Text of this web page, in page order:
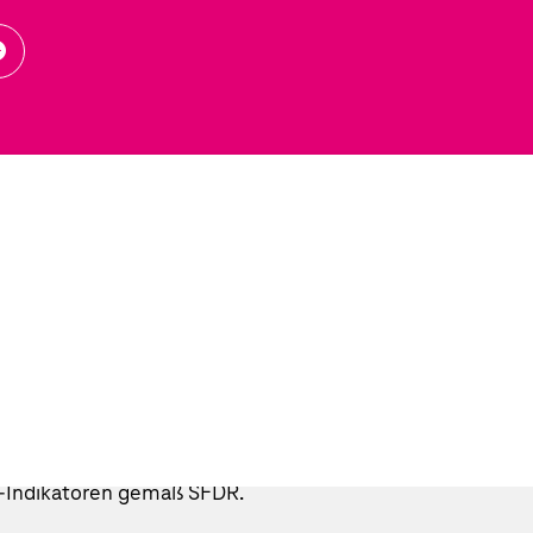
stellen wir für Investor*innen und
der SFDR, die sogenannten Principal Adverse
gemäß SFDR.